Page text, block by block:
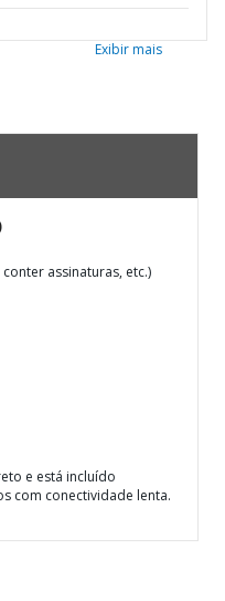
Exibir mais
assinaturas, etc.)
e está incluído
com conectividade lenta.